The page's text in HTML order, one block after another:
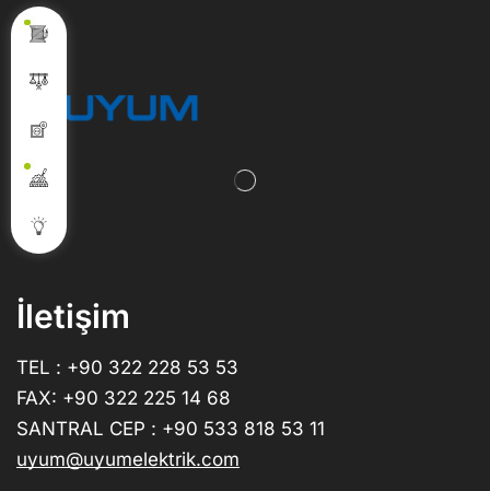
İletişim
TEL : +90 322 228 53 53
FAX: +90 322 225 14 68
SANTRAL CEP : +90 533 818 53 11
uyum@uyumelektrik.com